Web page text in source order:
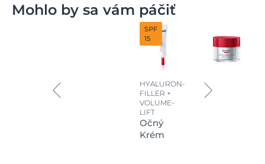
Mohlo by sa vám páčiť
SPF
15
HYALURON-
FILLER +
VOLUME-
LIFT
Očný
Krém